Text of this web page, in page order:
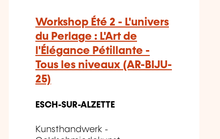
Workshop Été 2 - L'univers
du Perlage : L'Art de
l'Élégance Pétillante -
Tous les niveaux (AR-BIJU-
25)
ESCH-SUR-ALZETTE
Kunsthandwerk -